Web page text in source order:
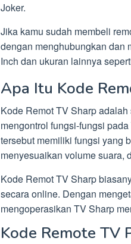
Joker.
Jika kamu sudah membeli
dengan menghubungkan dan
Inch dan ukuran lainnya
Apa Itu Kode
Kode Remot TV Sharp
mengontrol fungsi-fungsi
tersebut memiliki fungsi yang
menyesuaikan volume suara,
Kode Remot TV Sharp
secara online. Dengan
mengoperasikan TV Sharp
Kode Remote TV